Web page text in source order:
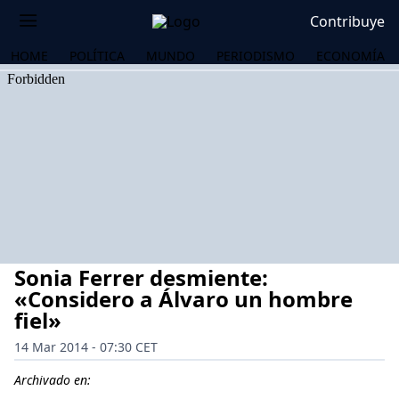
Contribuye
HOME POLÍTICA MUNDO PERIODISMO ECONOMÍA
Sonia Ferrer desmiente:
«Considero a Álvaro un hombre
fiel»
14 Mar 2014 - 07:30 CET
Archivado en: